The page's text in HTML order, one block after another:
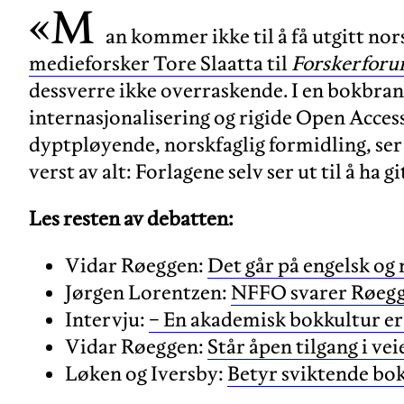
«M an kommer ikke til å få utgitt
medieforsker Tore Slaatta til
dessverre ikke overraskende. I en
internasjonalisering og rigide Open
dyptpløyende, norskfaglig formidling,
verst av alt: Forlagene selv ser ut til å ha
Les resten av debatten:
Vidar Røeggen:Det går på engelsk og
Jørgen Lorentzen:NFFO svarer
Intervju: − En akademisk bokkultur
Vidar Røeggen: Står åpen tilgang i
Løken og Iversby:Betyr sviktende